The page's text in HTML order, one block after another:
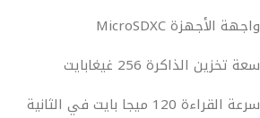
واجهة الأجهزة MicroSDXC
سعة تخزين الذاكرة 256 غيغابايت
سرعة القراءة 120 ميجا بايت في الثانية